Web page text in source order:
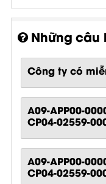
Những câu
Công ty có
A09-APP00-
CP04-02559-
A09-APP00-
CP04-02559-